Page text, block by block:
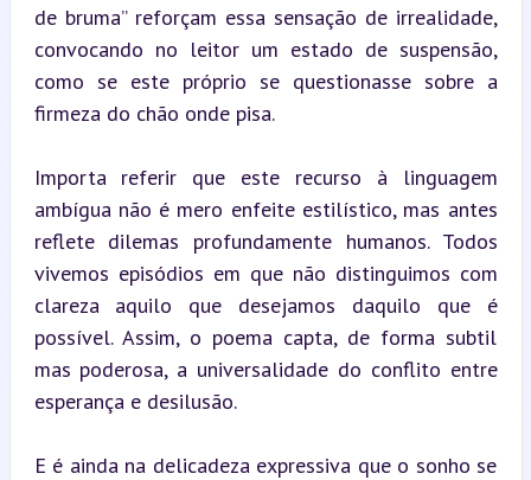
de bruma” reforçam essa sensação de irrealidade,
convocando no leitor um estado de suspensão,
como se este próprio se questionasse sobre a
firmeza do chão onde pisa.
Importa referir que este recurso à linguagem
ambígua não é mero enfeite estilístico, mas antes
reflete dilemas profundamente humanos. Todos
vivemos episódios em que não distinguimos com
clareza aquilo que desejamos daquilo que é
possível. Assim, o poema capta, de forma subtil
mas poderosa, a universalidade do conflito entre
esperança e desilusão.
E é ainda na delicadeza expressiva que o sonho se